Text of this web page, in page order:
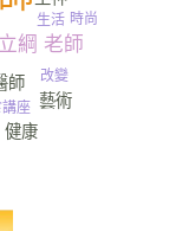
綱 老師
師
健康
藝術
講座
生活 時尚
改變